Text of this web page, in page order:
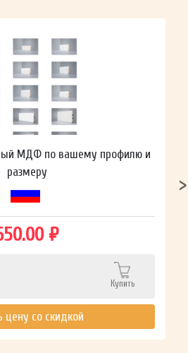
МДФ по вашему профилю и
размеру
₽
Купить
цену со скидкой